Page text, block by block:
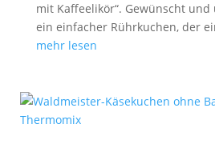
mit Kaffeelikör“. Gewünscht und
ein einfacher Rührkuchen, der
mehr lesen